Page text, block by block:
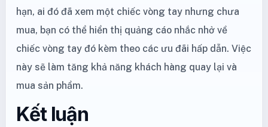
hạn, ai đó đã xem một chiếc vòng tay nhưng chưa
mua, bạn có thể hiển thị quảng cáo nhắc nhở về
chiếc vòng tay đó kèm theo các ưu đãi hấp dẫn. Việc
này sẽ làm tăng khả năng khách hàng quay lại và
mua sản phẩm.
Kết luận